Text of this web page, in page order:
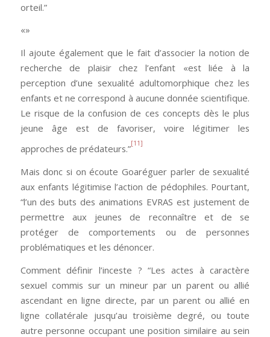
orteil.”
«»
Il ajoute également que le fait d’associer la notion de
recherche de plaisir chez l’enfant «est liée à la
perception d’une sexualité adultomorphique chez les
enfants et ne correspond à aucune donnée scientifique.
Le risque de la confusion de ces concepts dès le plus
jeune âge est de favoriser, voire légitimer les
approches de prédateurs.”[11]
Mais donc si on écoute Goaréguer parler de sexualité
aux enfants légitimise l’action de pédophiles. Pourtant,
“l’un des buts des animations EVRAS est justement de
permettre aux jeunes de reconnaître et de se
protéger de comportements ou de personnes
problématiques et les dénoncer.
Comment définir l’inceste ? “Les actes à caractère
sexuel commis sur un mineur par un parent ou allié
ascendant en ligne directe, par un parent ou allié en
ligne collatérale jusqu’au troisième degré, ou toute
autre personne occupant une position similaire au sein